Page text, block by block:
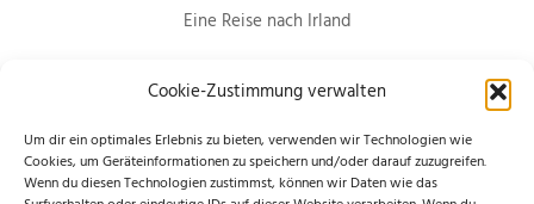
Cookie-Zustimmung verwalten
Um dir ein optimales Erlebnis zu bieten, verwenden wir Technologien wie
Cookies, um Geräteinformationen zu speichern und/oder darauf zuzugreifen.
Wenn du diesen Technologien zustimmst, können wir Daten wie das
Eine Reise nach Irland